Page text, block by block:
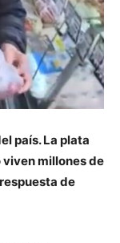
país. La plata
viven millones de
de